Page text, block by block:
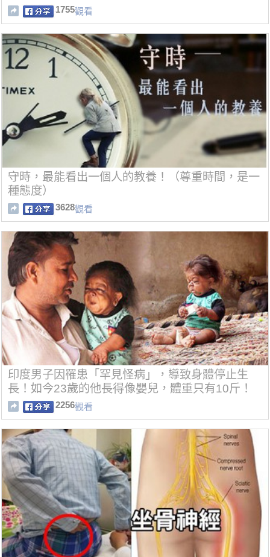
1755觀看
守時，最能看出一個人的教養！（尊重時間，是一
種態度）
3628觀看
印度男子因罹患「罕見怪病」，導致身體停止生
長！如今23歲的他長得像嬰兒，體重只有10斤！
2256觀看